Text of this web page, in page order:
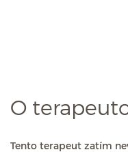
O
Tento terapeut zatím